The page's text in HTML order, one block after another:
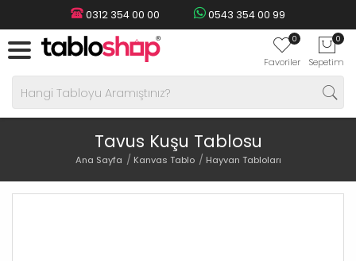
0312 354 00 00 0543 354 00 99
0
Favoriler
0
Sepetim
Tavus Kuşu Tablosu
Ana Sayfa Kanvas Tablo Hayvan Tabloları